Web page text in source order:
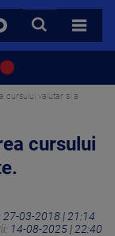
CAUTA
TOATE
cursului valutar și a
cursului
27-03-2018 | 21:14
14-08-2025 | 22:40